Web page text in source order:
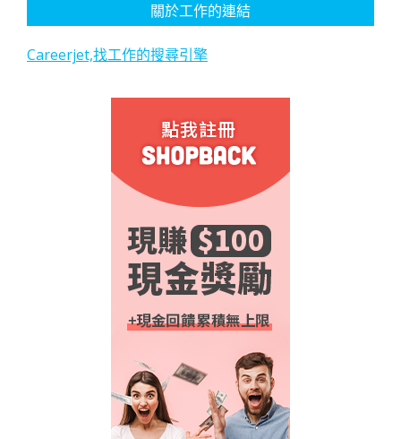
關於工作的連結
Careerjet,找工作的搜尋引擎